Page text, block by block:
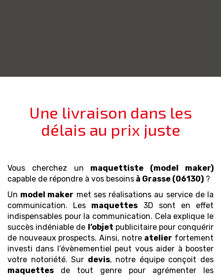
Une livraison dans les
délais au prix juste
Vous cherchez un maquettiste (model maker)
capable de répondre à vos besoins à Grasse (06130) ?
Un model maker met ses réalisations au service de la
communication. Les maquettes 3D sont en effet
indispensables pour la communication. Cela explique le
succès indéniable de l’objet publicitaire pour conquérir
de nouveaux prospects. Ainsi, notre atelier fortement
investi dans l’évènementiel peut vous aider à booster
votre notoriété. Sur devis, notre équipe conçoit des
maquettes de tout genre pour agrémenter les